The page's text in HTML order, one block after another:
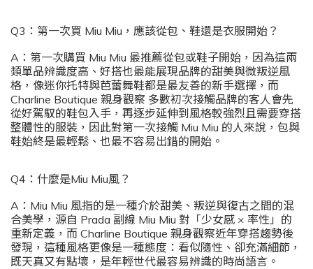
Q3：第一次買 Miu Miu，應該從包、鞋還是衣服開始？
A：第一次購買 Miu Miu 最推薦從包或鞋子開始，因為這兩
類單品辨識度高、好搭也最能展現品牌的甜美與微叛逆風
格，像迷你托特與芭蕾舞鞋都是最友善的新手選擇，而
Charline Boutique 親身觀察 多數初次接觸品牌的客人會先
從好駕馭的鞋包入手，再逐步延伸到風格較強烈且需要穿搭
整體性的服裝，因此對第一次接觸 Miu Miu 的人來說，包與
鞋始終是最輕鬆、也最不容易出錯的開始。
Q4：什麼是Miu Miu風？
A：Miu Miu 風指的是一種介於甜美、叛逆與復古之間的混
合美學，源自 Prada 副線 Miu Miu 對「少女感 × 率性」的
重新定義，而 Charline Boutique 親身觀察近年穿搭趨勢後
發現，這種風格更像是一種態度：看似隨性、卻充滿細節，
既天真又有點壞，是年輕世代最容易辨識的時尚語言。